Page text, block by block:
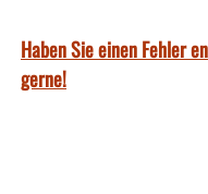
Haben Sie einen Fehler
gerne!